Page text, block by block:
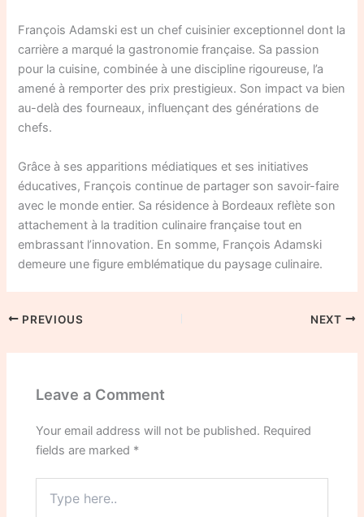
François Adamski est un chef cuisinier exceptionnel dont la
carrière a marqué la gastronomie française. Sa passion
pour la cuisine, combinée à une discipline rigoureuse, l’a
amené à remporter des prix prestigieux. Son impact va bien
au-delà des fourneaux, influençant des générations de
chefs.
Grâce à ses apparitions médiatiques et ses initiatives
éducatives, François continue de partager son savoir-faire
avec le monde entier. Sa résidence à Bordeaux reflète son
attachement à la tradition culinaire française tout en
embrassant l’innovation. En somme, François Adamski
demeure une figure emblématique du paysage culinaire.
PREVIOUS NEXT
Leave a Comment
Your email address will not be published. Required
fields are marked *
here..